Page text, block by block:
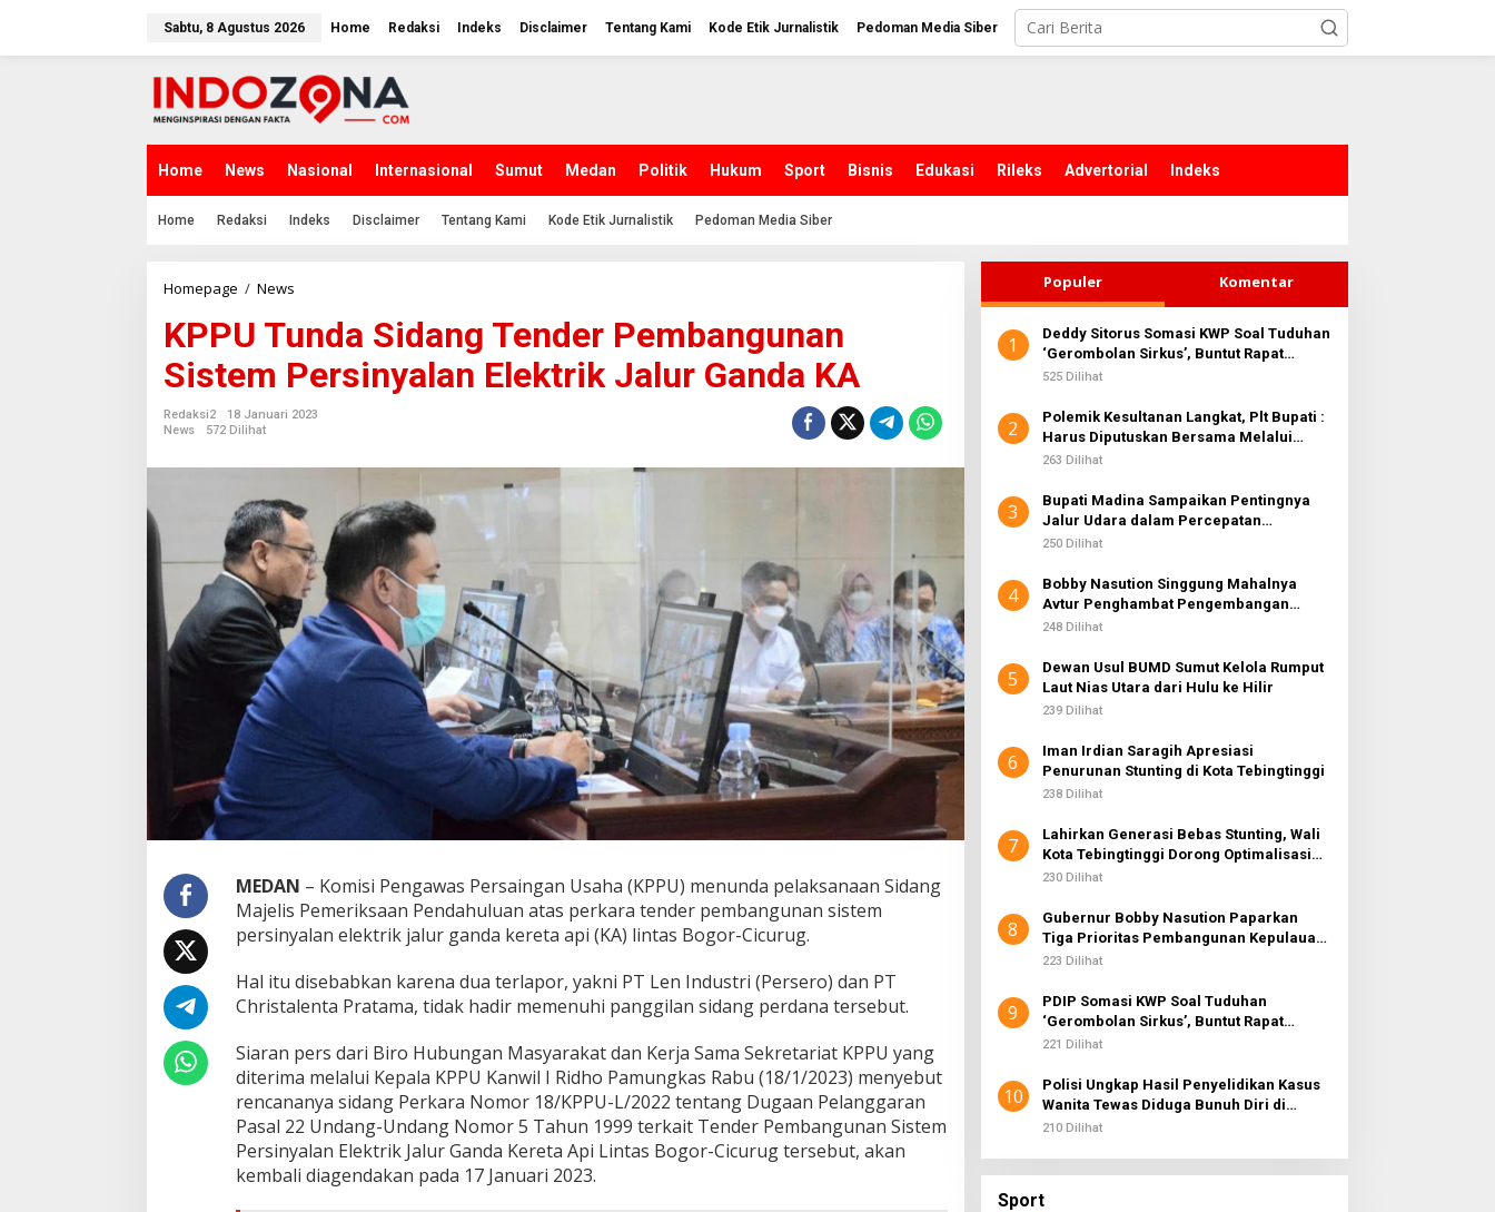
Sabtu, 8 Agustus 2026 Home Redaksi Indeks Disclaimer Tentang Kami Kode Etik Jurnalistik Pedoman Media Siber
Home News Nasional Internasional Sumut Medan Politik Hukum Sport Bisnis Edukasi Rileks Advertorial Indeks
Home Redaksi Indeks Disclaimer Tentang Kami Kode Etik Jurnalistik Pedoman Media Siber
Homepage / News
Sidang
Tender
Pembangunan
Sistem
Persinyalan
Ganda
KPPU Tunda Sidang Tender Pembangunan
Sistem Persinyalan Elektrik Jalur Ganda KA
Redaksi2
18 Januari 2023
News
572 Dilihat
MEDAN – Komisi Pengawas Persaingan Usaha (KPPU) menunda pelaksanaan Sidang
Majelis Pemeriksaan Pendahuluan atas perkara tender pembangunan sistem
persinyalan elektrik jalur ganda kereta api (KA) lintas Bogor-Cicurug.
Hal itu disebabkan karena dua terlapor, yakni PT Len Industri (Persero) dan PT
Christalenta Pratama, tidak hadir memenuhi panggilan sidang perdana tersebut.
Siaran pers dari Biro Hubungan Masyarakat dan Kerja Sama Sekretariat KPPU yang
diterima melalui Kepala KPPU Kanwil I Ridho Pamungkas Rabu (18/1/2023) menyebut
rencananya sidang Perkara Nomor 18/KPPU-L/2022 tentang Dugaan Pelanggaran
Pasal 22 Undang-Undang Nomor 5 Tahun 1999 terkait Tender Pembangunan Sistem
Persinyalan Elektrik Jalur Ganda Kereta Api Lintas Bogor-Cicurug tersebut, akan
kembali diagendakan pada 17 Januari 2023.
Populer Komentar
1
Deddy Sitorus Somasi KWP Soal Tuduhan
‘Gerombolan Sirkus’, Buntut Rapat
Komisi II Dipimpin Sufmi Dasco Ahmad
525 Dilihat
2
Polemik Kesultanan Langkat, Plt Bupati :
Harus Diputuskan Bersama Melalui
Forum Dialog
263 Dilihat
3
Bupati Madina Sampaikan Pentingnya
Jalur Udara dalam Percepatan
Pembangunan
250 Dilihat
4
Bobby Nasution Singgung Mahalnya
Avtur Penghambat Pengembangan
Industri Penerbangan di Sumut
248 Dilihat
5
Dewan Usul BUMD Sumut Kelola Rumput
Laut Nias Utara dari Hulu ke Hilir
239 Dilihat
6
Iman Irdian Saragih Apresiasi
Penurunan Stunting di Kota Tebingtinggi
238 Dilihat
7
Lahirkan Generasi Bebas Stunting, Wali
Kota Tebingtinggi Dorong Optimalisasi
SP3 Catin
230 Dilihat
8
Gubernur Bobby Nasution Paparkan
Tiga Prioritas Pembangunan Kepulauan
Nias
223 Dilihat
9
PDIP Somasi KWP Soal Tuduhan
‘Gerombolan Sirkus’, Buntut Rapat
Komisi II Dipimpin Sufmi Dasco Ahmad
221 Dilihat
10
Polisi Ungkap Hasil Penyelidikan Kasus
Wanita Tewas Diduga Bunuh Diri di
Komplek Bumi Asri Medan
210 Dilihat
Sport